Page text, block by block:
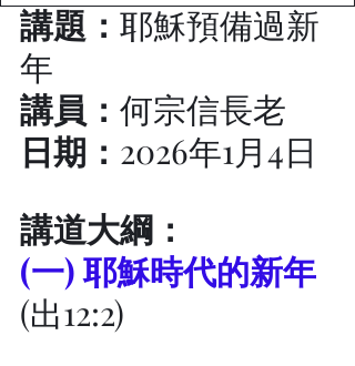
講題： 耶穌預備過新
年
講員： 何宗信長老
日期： 2026年1月4日
講道大綱：
(一) 耶穌時代的新年
(出12:2)